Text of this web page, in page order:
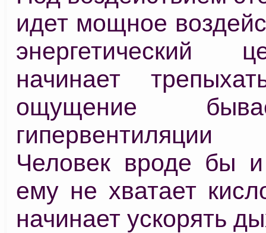
идет мощное
энергетический
начинает
ощущение
Человек вроде бы
ему не хватает
начинает ускорять